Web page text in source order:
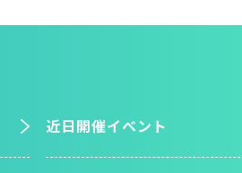
近日開催イベント